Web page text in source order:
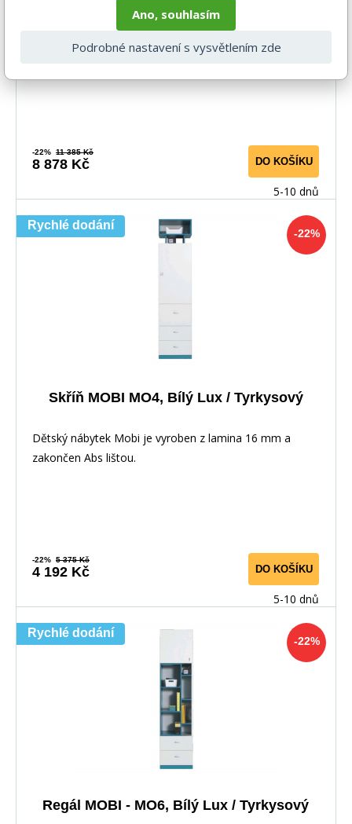
Tyrkysový
Dětský nábytek Mobi je vyroben z lamina 16 mm a
zakončen Abs lištou.
-22% 11 385 Kč
8 878 Kč DO KOŠÍKU
5-10 dnů
-22%
Rychlé dodání
Skříň MOBI MO4, Bílý Lux / Tyrkysový
Dětský nábytek Mobi je vyroben z lamina 16 mm a
zakončen Abs lištou.
-22% 5 375 Kč
4 192 Kč DO KOŠÍKU
5-10 dnů
-22%
Rychlé dodání
Regál MOBI - MO6, Bílý Lux / Tyrkysový
Ano, souhlasím
Podrobné nastavení s vysvětlením zde